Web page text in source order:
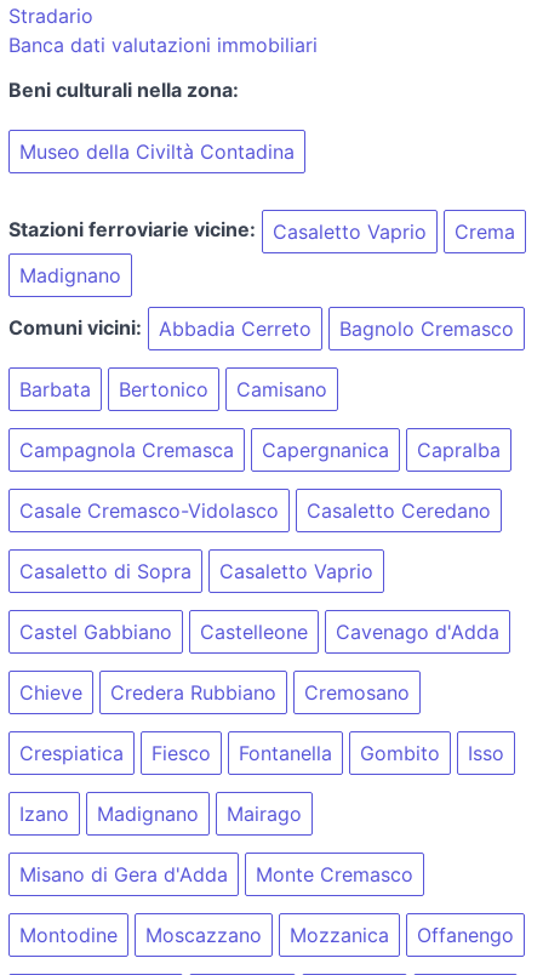
Stradario
Banca dati valutazioni immobiliari
Beni culturali nella zona:
Museo della Civiltà Contadina
Stazioni ferroviarie vicine: Casaletto Vaprio
Crema
Madignano
Comuni vicini: Abbadia Cerreto Bagnolo Cremasco
Barbata Bertonico Camisano
Campagnola Cremasca Capergnanica Capralba
Casale Cremasco-Vidolasco Casaletto Ceredano
Casaletto di Sopra Casaletto Vaprio
Castel Gabbiano Castelleone Cavenago d'Adda
Chieve Credera Rubbiano Cremosano
Crespiatica Fiesco Fontanella Gombito Isso
Izano Madignano Mairago
Misano di Gera d'Adda Monte Cremasco
Montodine Moscazzano Mozzanica Offanengo